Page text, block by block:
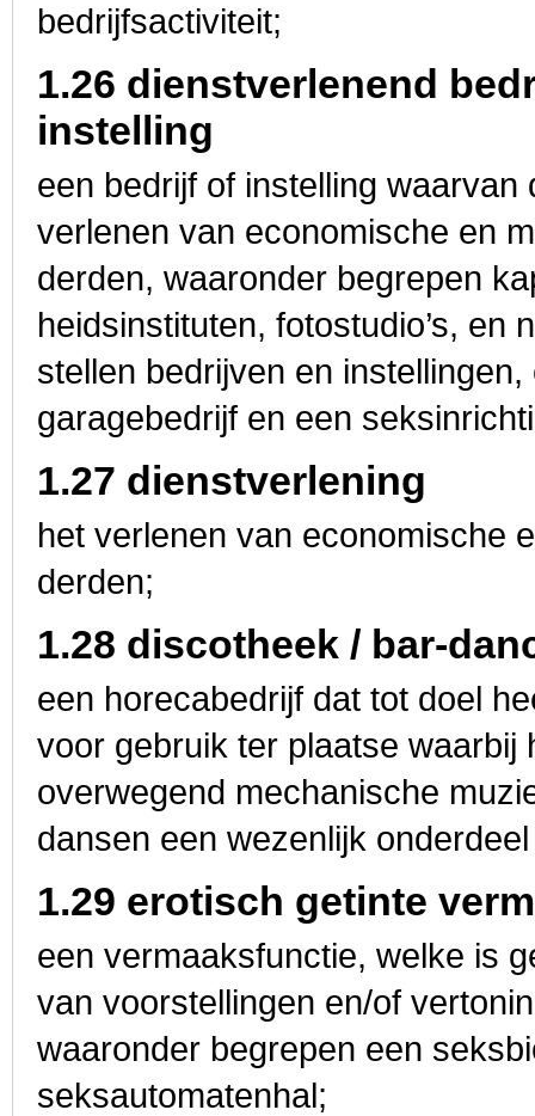
bedrijfsactiviteit;
1.26 dienstverlenend
instelling
een bedrijf of instelling
verlenen van economische en
derden, waaronder begrepen
heidsinstituten, fotostudio’s, en
stellen bedrijven en
garagebedrijf en een
1.27 dienstverlening
het verlenen van economische
derden;
1.28 discotheek / bar-
een horecabedrijf dat tot doel
voor gebruik ter plaatse waarbij
overwegend mechanische
dansen een wezenlijk
1.29 erotisch getinte
een vermaaksfunctie, welke is
van voorstellingen en/of
waaronder begrepen een
seksautomatenhal;